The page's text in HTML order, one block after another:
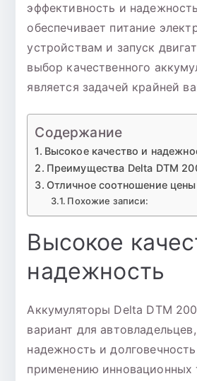
эффективность и
обеспечивает питание
устройствам и запуск
выбор качественного
является задачей крайней
Содержание
Высокое качество и
Преимущества Delta DTM
Отличное соотношение цены
Похожие записи:
Высокое
надежность
Аккумуляторы Delta DTM
вариант для
надежность и
применению инновационных